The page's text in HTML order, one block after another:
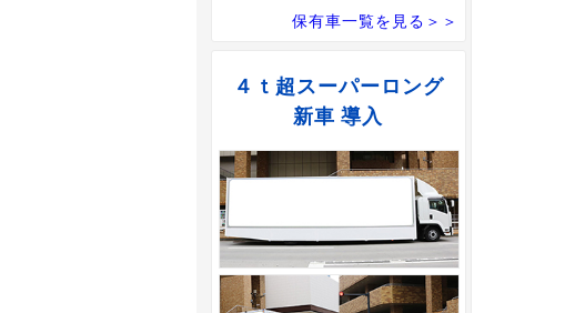
保有車一覧を見る＞＞
４ｔ超スーパーロング
新車 導入